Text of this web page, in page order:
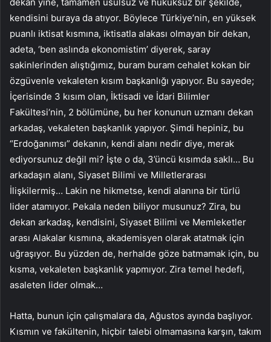
kendisini buraya da atıyor. Böylece Türkiye’nin, en yüksek
puanlı iktisat kısmına, iktisatla alakası olmayan bir dekan,
adeta, ‘ben aslında ekonomistim’ diyerek, saray
sakinlerinden alıştığımız, buram buram cehalet kokan bir
özgüvenle vekaleten kısım başkanlığı yapıyor. Bu sayede;
İçerisinde 3 kısım olan, İktisadi ve İdari Bilimler
Fakültesi‘nin, 2 bölümüne, bu her konunun uzmanı dekan
arkadaş, vekaleten başkanlık yapıyor. Şimdi hepiniz, bu
“Erdoğanımsı” dekanın, kendi alanı nedir diye, merak
ediyorsunuz değil mi? İşte o da, 3’üncü kısımda saklı… Bu
arkadaşın alanı, Siyaset Bilimi ve Milletlerarası
İlişkilermiş… Lakin ne hikmetse, kendi alanına bir türlü
lider atamıyor. Pekala neden biliyor musunuz? Zira, bu
dekan arkadaş, kendisini, Siyaset Bilimi ve Memleketler
arası Alakalar kısmına, akademisyen olarak atatmak için
uğraşıyor. Bu yüzden de, herhalde göze batmamak için, bu
kısma, vekaleten başkanlık yapmıyor. Zira temel hedefi,
asaleten lider olmak…
Hatta, bunun için çalışmalara da, Ağustos ayında başlıyor.
Kısmın ve fakültenin, hiçbir talebi olmamasına karşın, takım